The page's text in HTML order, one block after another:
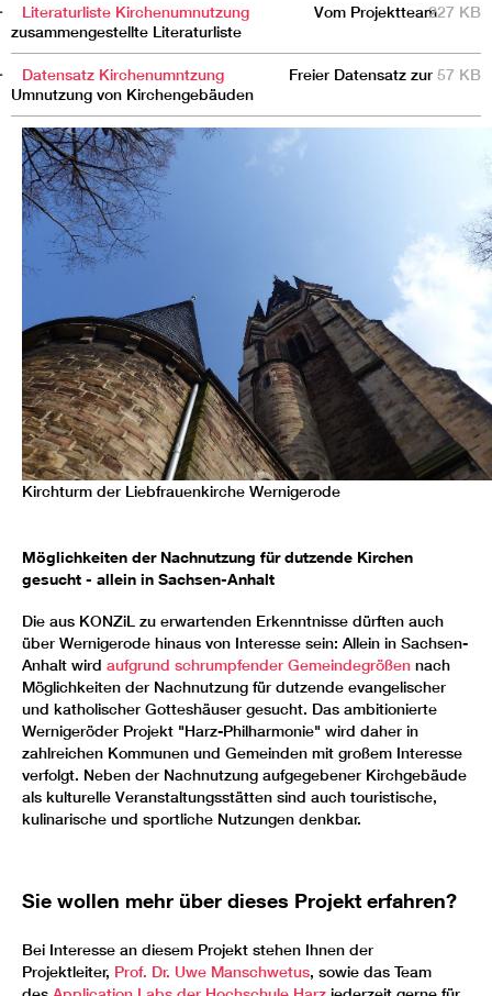
Literaturliste Kirchenumnutzung
Vom Projektteam
zusammengestellte Literaturliste
227 KB
Datensatz Kirchenumntzung
Freier Datensatz zur
Umnutzung von Kirchengebäuden
57 KB
Kirchturm der Liebfrauenkirche Wernigerode
Möglichkeiten der Nachnutzung für dutzende Kirchen
gesucht - allein in Sachsen-Anhalt
Die aus KONZiL zu erwartenden Erkenntnisse dürften auch
über Wernigerode hinaus von Interesse sein: Allein in Sachsen-
Anhalt wird aufgrund schrumpfender Gemeindegrößen nach
Möglichkeiten der Nachnutzung für dutzende evangelischer
und katholischer Gotteshäuser gesucht. Das ambitionierte
Wernigeröder Projekt "Harz-Philharmonie" wird daher in
zahlreichen Kommunen und Gemeinden mit großem Interesse
verfolgt. Neben der Nachnutzung aufgegebener Kirchgebäude
als kulturelle Veranstaltungsstätten sind auch touristische,
kulinarische und sportliche Nutzungen denkbar.
Sie wollen mehr über dieses Projekt erfahren?
Bei Interesse an diesem Projekt stehen Ihnen der
Projektleiter, Prof. Dr. Uwe Manschwetus, sowie das Team